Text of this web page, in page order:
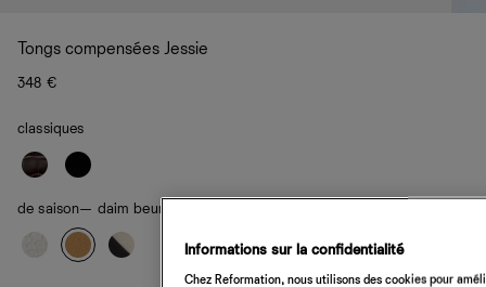
Tongs compensées Jessie
348 €
classiques
de saison— daim beurre de cacahuète
Informations sur la confidentialité
Chez Reformation, nous utilisons des cookies pour